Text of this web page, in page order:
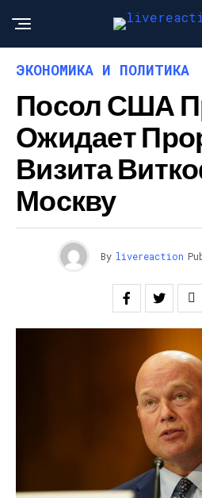
ЭКОНОМИКА И ПОЛИТИКА
Посол США
Ожидает
Визита
Москву
By livereaction